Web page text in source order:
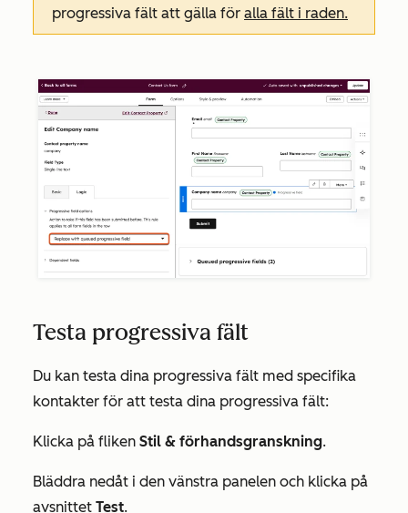
progressiva fält att gälla för alla fält i raden.
Testa progressiva fält
Du kan testa dina progressiva fält med specifika
kontakter för att testa dina progressiva fält:
Klicka på fliken Stil & förhandsgranskning.
Bläddra nedåt i den vänstra panelen och klicka på
avsnittet Test.